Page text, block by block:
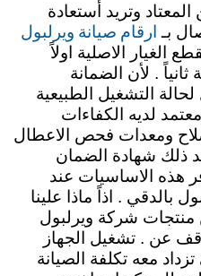
وتريد أستعادة
بـ ارقام صيانة ويرلبول
الغيار الاصلية اولاً
. لأن الضمانة
التشغيل الطبيعية
لديه الكفاءات
ومعدات فحص الاعطال
ذلك شهادة الضمان
هذه الاساسيات عند
بالدقي . اذاً ماذا علينا
شركة ويرلبول
عن . تشغيل الجهاز
معه تكلفة الصيانة